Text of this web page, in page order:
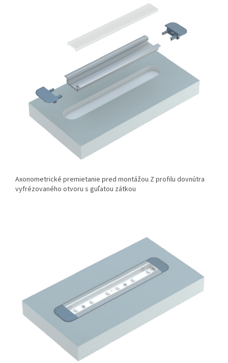
Axonometrické premietanie pred montážou Z profilu dovnútra
vyfrézovaného otvoru s guľatou zátkou